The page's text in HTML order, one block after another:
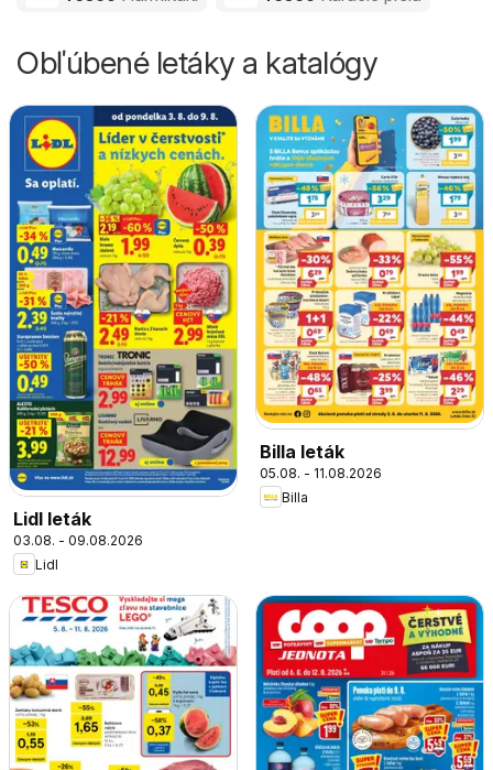
Obľúbené letáky a katalógy
Lidl leták
03.08. - 09.08.2026
Lidl
Billa leták
05.08. - 11.08.2026
Billa